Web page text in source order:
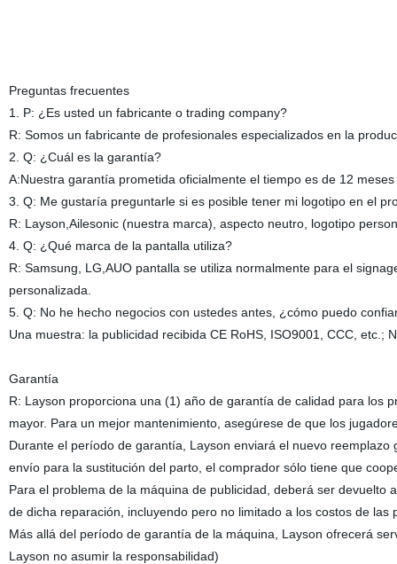
Preguntas frecuentes
1. P: ¿Es usted un fabricante o trading company?
R: Somos un fabricante de profesionales especializados en la
2. Q: ¿Cuál es la garantía?
A:Nuestra garantía prometida oficialmente el tiempo es de 12
3. Q: Me gustaría preguntarle si es posible tener mi logotipo en el
R: Layson,Ailesonic (nuestra marca), aspecto neutro, logotipo
4. Q: ¿Qué marca de la pantalla utiliza?
R: Samsung, LG,AUO pantalla se utiliza normalmente para el
personalizada.
5. Q: No he hecho negocios con ustedes antes, ¿cómo puedo
Una muestra: la publicidad recibida CE RoHS, ISO9001, CCC, etc.;
Garantía
R: Layson proporciona una (1) año de garantía de calidad para los
mayor. Para un mejor mantenimiento, asegúrese de que los
Durante el período de garantía, Layson enviará el nuevo
envío para la sustitución del parto, el comprador sólo tiene que
Para el problema de la máquina de publicidad, deberá ser
de dicha reparación, incluyendo pero no limitado a los costos de
Más allá del período de garantía de la máquina, Layson ofrecerá
Layson no asumir la responsabilidad)